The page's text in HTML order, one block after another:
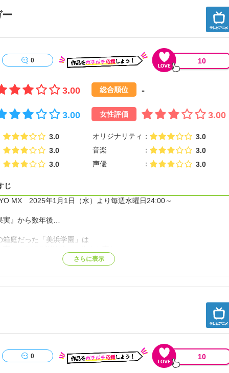
0 10
3.00 総合順位 -
3.00 女性評価 3.00
3.0 オリジナリティ
3.0
3.0
音楽
3.0
3.0
声優 3.0
じ
MX 2025年1月1日（水）より毎週水曜日24:00～
実』から数年後…
箱庭だった「美浜学園」は
を失くした少女達に与えられたのは銃と実弾。
に彩られた少女たちの物語──【公式サイト他参照】
さらに表示
0 10